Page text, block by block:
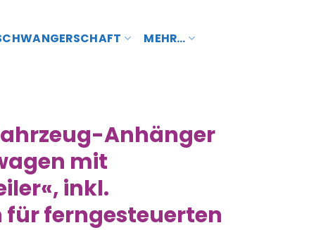
MEHR…
Anhänger
mit
inkl.
ferngesteuerten